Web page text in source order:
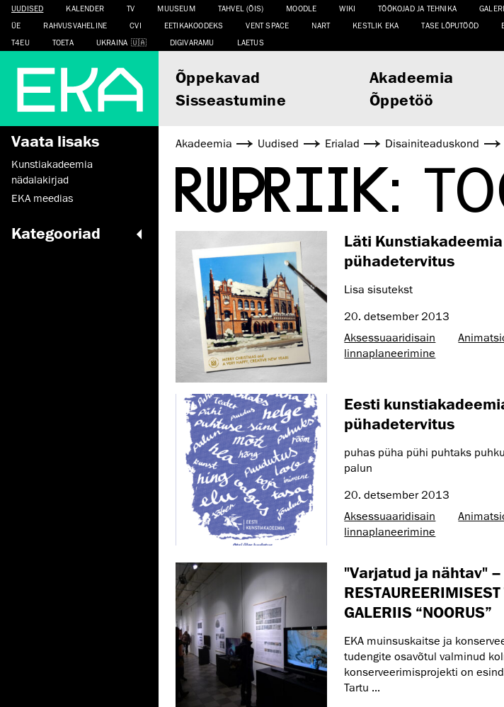
UUDISED KALENDER TV MUUSEUM TAHVEL (ÕIS) MOODLE WIKI TÖÖKOJAD JA TEHNIKA
ÜE
RAHVUSVAHELINE CVI EETIKAKOODEKS VENT SPACE NART KESTLIK EKA TASE LÕPUTÖÖD
T4EU
TOETA UKRAINA DIGIVARAMU LAETUS
Õppekavad Akadeemia
Sisseastumine
Õppetöö
Vaata lisaks
Kunstiakadeemia
nädalakirjad
EKA meedias
Kategooriad
Akadeemia Uudised Erialad Disaini­­teaduskond
RUBRIIK:
Läti Kunstiakadeemia
pühadetervitus
Lisa sisutekst
20. detsember 2013
Aksessuaaridisain
linnaplaneerimine
Eesti
pühadetervitus
puhas püha pühi puhtaks
palun
20. detsember 2013
Aksessuaaridisain
linnaplaneerimine
"Varjatud ja nähtav" –
RESTAUREERIMISEST
GALERIIS “NOORUS”
EKA muinsuskaitse ja
tudengite osavõtul valminud
konserveerimisprojekti on
Tartu ...